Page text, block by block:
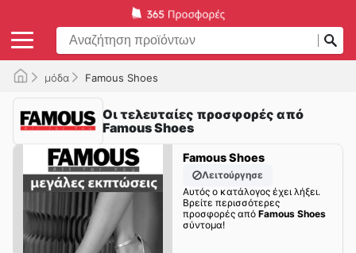
μόδα Famous Shoes
Οι τελευταίες προσφορές από
Famous Shoes
Famous Shoes
Λειτούργησε
Αυτός ο κατάλογος έχει λήξει.
Βρείτε περισσότερες
προσφορές από Famous Shoes
σύντομα!